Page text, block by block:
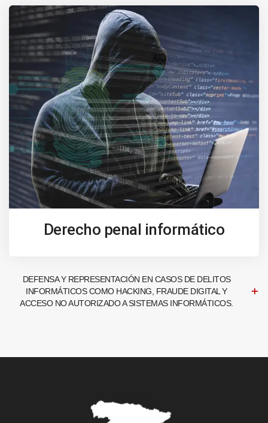
Derecho penal informático
DEFENSA Y REPRESENTACIÓN EN CASOS DE DELITOS
INFORMÁTICOS COMO HACKING, FRAUDE DIGITAL Y
ACCESO NO AUTORIZADO A SISTEMAS INFORMÁTICOS.